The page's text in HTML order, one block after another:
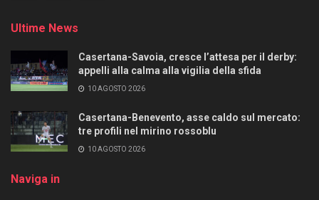
Ultime News
Casertana-Savoia, cresce l’attesa per il derby:
appelli alla calma alla vigilia della sfida
10 AGOSTO 2026
Casertana-Benevento, asse caldo sul mercato:
tre profili nel mirino rossoblu
10 AGOSTO 2026
Naviga in